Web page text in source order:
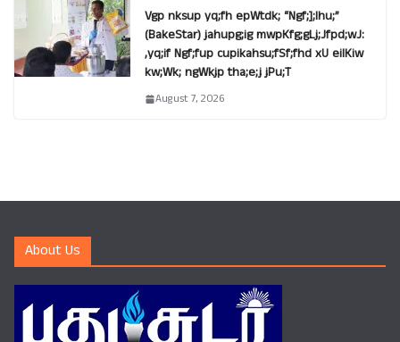
Vgp nksup yq;fh epWtdk; “Ngf;];lhu;”
(BakeStar) jahupg;ig mwpKfg;gLj;Jfpd;wJ:
,yq;if Ngf;fup cupikahsu;fSf;fhd xU eilKiw
kw;Wk; ngWkjp tha;e;j jPu;T
August 7, 2026
About Us